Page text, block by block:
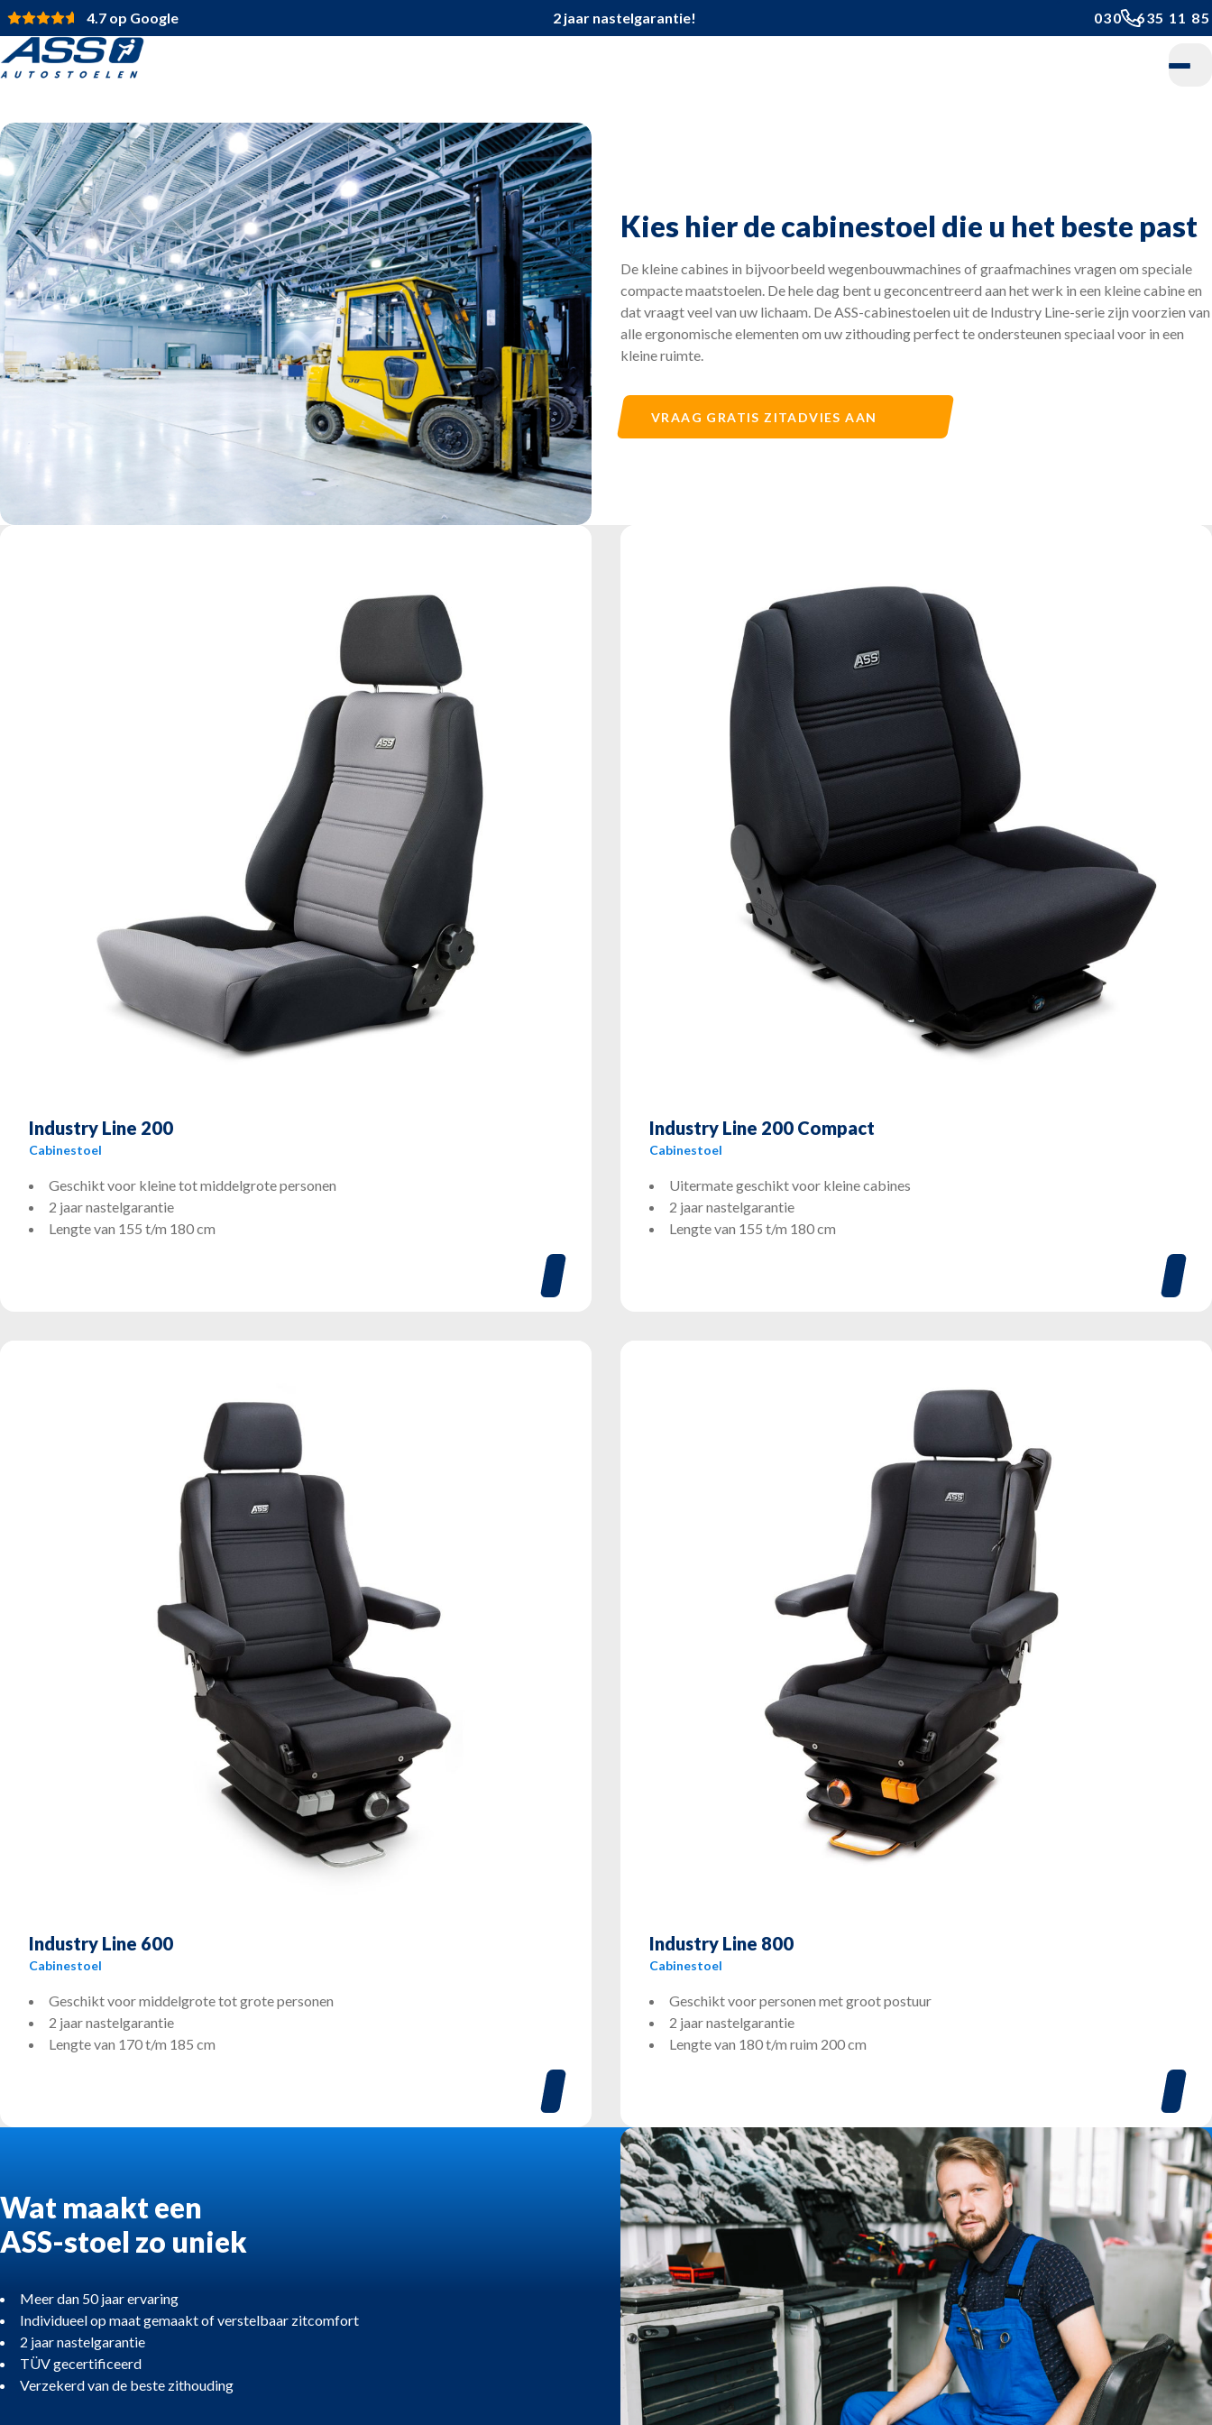
4.7 op Google 2 jaar nastelgarantie! 030 - 635 11 85
24-uurs stoel
Cabinestoel
Kies hier de cabinestoel die u het beste past
De kleine cabines in bijvoorbeeld wegenbouwmachines of graafmachines vragen om speciale
compacte maatstoelen. De hele dag bent u geconcentreerd aan het werk in een kleine cabine en
dat vraagt veel van uw lichaam. De ASS-cabinestoelen uit de Industry Line-serie zijn voorzien van
alle ergonomische elementen om uw zithouding perfect te ondersteunen speciaal voor in een
kleine ruimte.
VRAAG GRATIS ZITADVIES AAN
Industry Line 200
Cabinestoel
Geschikt voor kleine tot middelgrote personen
2 jaar nastelgarantie
Lengte van 155 t/m 180 cm
Industry Line 200 Compact
Cabinestoel
Uitermate geschikt voor kleine cabines
2 jaar nastelgarantie
Lengte van 155 t/m 180 cm
Industry Line 600
Cabinestoel
Geschikt voor middelgrote tot grote personen
2 jaar nastelgarantie
Lengte van 170 t/m 185 cm
Industry Line 800
Cabinestoel
Geschikt voor personen met groot postuur
2 jaar nastelgarantie
Lengte van 180 t/m ruim 200 cm
Wat maakt een
ASS-stoel zo uniek
Meer dan 50 jaar ervaring
Individueel op maat gemaakt of verstelbaar zitcomfort
2 jaar nastelgarantie
TÜV gecertificeerd
Verzekerd van de beste zithouding